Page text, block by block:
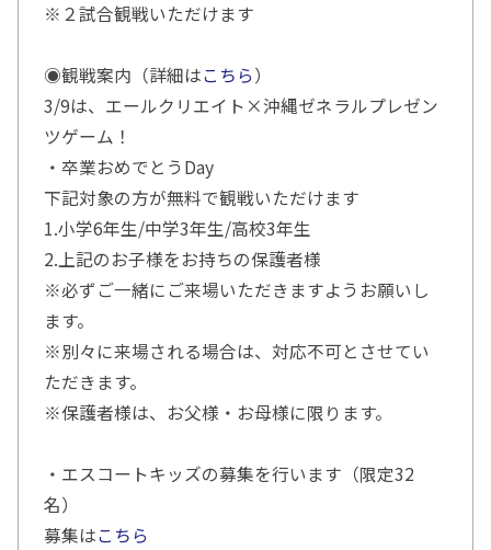
※２試合観戦いただけます
◉観戦案内（詳細はこちら）
3/9は、エールクリエイト×沖縄ゼネラルプレゼン
ツゲーム！
・卒業おめでとうDay
下記対象の方が無料で観戦いただけます
1.小学6年生/中学3年生/高校3年生
2.上記のお子様をお持ちの保護者様
※必ずご一緒にご来場いただきますようお願いし
ます。
※別々に来場される場合は、対応不可とさせてい
ただきます。
※保護者様は、お父様・お母様に限ります。
・エスコートキッズの募集を行います（限定32
名）
募集はこちら